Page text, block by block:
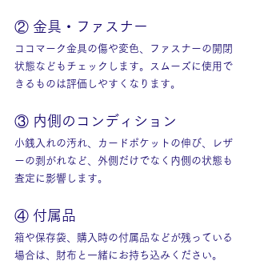
② 金具・ファスナー
ココマーク金具の傷や変色、ファスナーの開閉
状態などもチェックします。スムーズに使用で
きるものは評価しやすくなります。
③ 内側のコンディション
小銭入れの汚れ、カードポケットの伸び、レザ
ーの剥がれなど、外側だけでなく内側の状態も
査定に影響します。
④ 付属品
箱や保存袋、購入時の付属品などが残っている
場合は、財布と一緒にお持ち込みください。